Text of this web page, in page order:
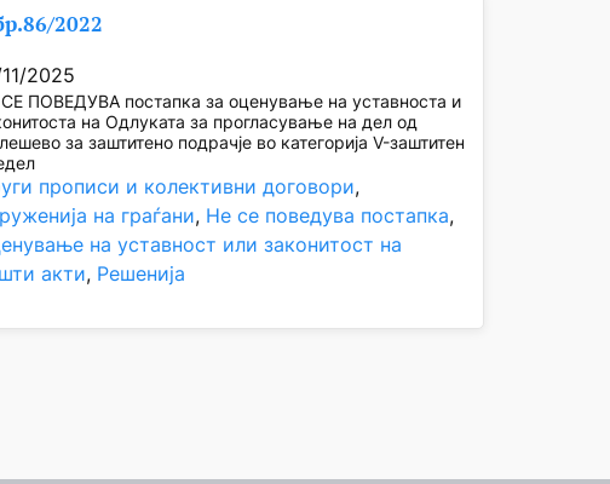
2022
2025
ПОВЕДУВА постапка за оценување на уставноста и
на Одлуката за прогласување на дел од
за заштитено подрачје во категорија V-заштитен
прописи и колективни договори
на граѓани, Не се поведува постапка
на уставност или законитост на
акти, Решенија